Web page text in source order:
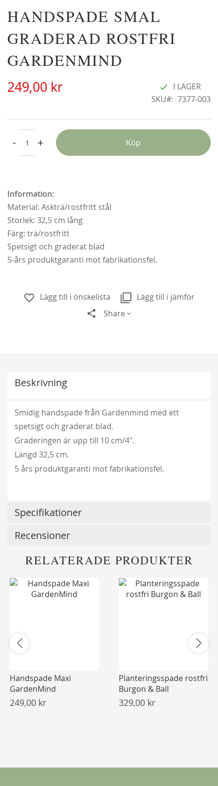
Alchymist
Från179,00 kr
HANDSPADE SMAL
GRADERAD ROSTFRI
GARDENMIND
249,00 kr
I LAGER
SKU
7377-003
- + Köp
Information:
Material: Askträ/rostfritt stål
Storlek: 32,5 cm lång
Färg: trä/rostfritt
Spetsigt och graderat blad
5-års produktgaranti mot fabrikationsfel.
Lägg till i önskelista
Lägg till i jämför
Share
Hoppa
till
början
av
Beskrivning
Smidig handspade från Gardenmind med ett
spetsigt och graderat blad.
Graderingen är upp till 10 cm/4".
Längd 32,5 cm.
5 års produktgaranti mot fabrikationsfel.
Specifikationer
Recensioner
RELATERADE PRODUKTER
Handspade Maxi
GardenMind
249,00 kr
Planteringsspade rostfri
Burgon & Ball
329,00 kr